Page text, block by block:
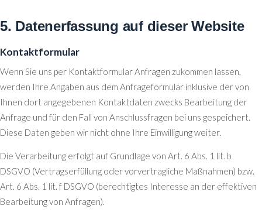
5. Datenerfassung auf dieser Website
Kontaktformular
Wenn Sie uns per Kontaktformular Anfragen zukommen lassen,
werden Ihre Angaben aus dem Anfrageformular inklusive der von
Ihnen dort angegebenen Kontaktdaten zwecks Bearbeitung der
Anfrage und für den Fall von Anschlussfragen bei uns gespeichert.
Diese Daten geben wir nicht ohne Ihre Einwilligung weiter.
Die Verarbeitung erfolgt auf Grundlage von Art. 6 Abs. 1 lit. b
DSGVO (Vertragserfüllung oder vorvertragliche Maßnahmen) bzw.
Art. 6 Abs. 1 lit. f DSGVO (berechtigtes Interesse an der effektiven
Bearbeitung von Anfragen).